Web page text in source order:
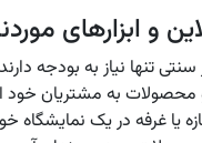
و ابزارهای
تنها نیاز به بودجه
به مشتریان خود
یا غرفه در یک